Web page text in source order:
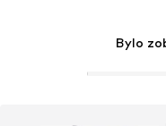
Bylo